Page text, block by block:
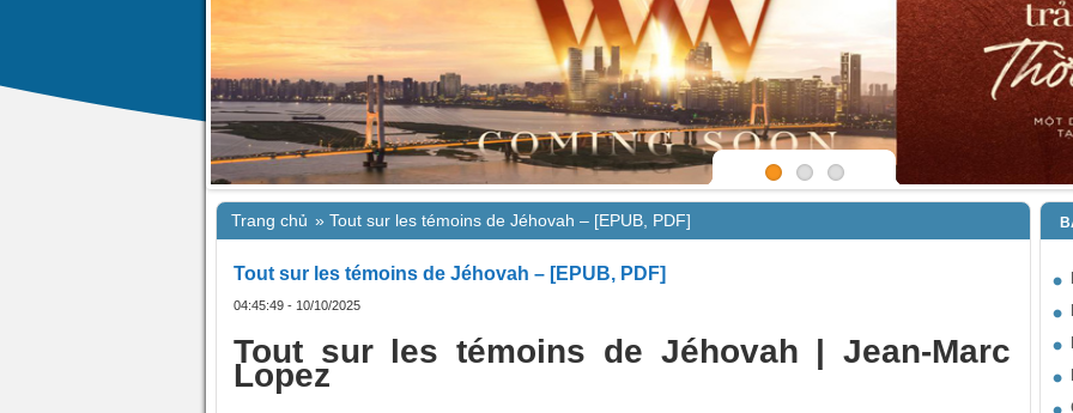
Trang chủ » Tout sur les témoins de Jéhovah – [EPUB, PDF]
Tout sur les témoins de Jéhovah – [EPUB, PDF]
04:45:49 - 10/10/2025
Tout sur les témoins de Jéhovah | Jean-Marc
Lopez